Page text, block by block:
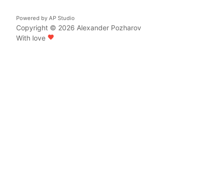
Powered by AP Studio
Copyright © 2026 Alexander Pozharov
With love favorite